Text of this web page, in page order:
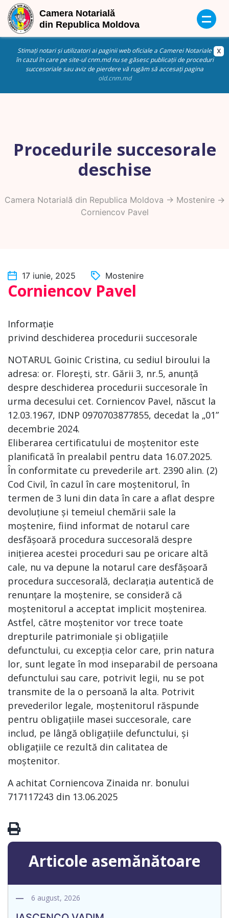
Stimați notari și utilizatori ai paginii web oficiale a Camerei Notariale
în cazul în care pe site-ul cnm.md nu se găsesc publicații de proceduri
succesoriale sau aviz de pierdere vă rugăm să accesați pagina
old.cnm.md
Procedurile succesorale
deschise
Camera Notarială din Republica Moldova -> Mostenire->
Corniencov Pavel
17 iunie, 2025 Mostenire
Corniencov Pavel
Informație
privind deschiderea procedurii succesorale
NOTARUL Goinic Cristina, cu sediul biroului la
adresa: or. Florești, str. Gării 3, nr.5, anunță
despre deschiderea procedurii succesorale în
urma decesului cet. Corniencov Pavel, născut la
12.03.1967, IDNP 0970703877855, decedat la „01”
decembrie 2024.
Eliberarea certificatului de moștenitor este
planificată în prealabil pentru data 16.07.2025.
În conformitate cu prevederile art. 2390 alin. (2)
Cod Civil, în cazul în care moștenitorul, în
termen de 3 luni din data în care a aflat despre
devoluțiune și temeiul chemării sale la
moștenire, fiind informat de notarul care
desfășoară procedura succesorală despre
inițierea acestei proceduri sau pe oricare altă
cale, nu va depune la notarul care desfășoară
procedura succesorală, declarația autentică de
renunțare la moștenire, se consideră că
moștenitorul a acceptat implicit moștenirea.
Astfel, către moștenitor vor trece toate
drepturile patrimoniale și obligațiile
defunctului, cu excepția celor care, prin natura
lor, sunt legate în mod inseparabil de persoana
defunctului sau care, potrivit legii, nu se pot
transmite de la o persoană la alta. Potrivit
prevederilor legale, moștenitorul răspunde
pentru obligațiile masei succesorale, care
includ, pe lângă obligațiile defunctului, și
obligațiile ce rezultă din calitatea de
moștenitor.
A achitat Corniencova Zinaida nr. bonului
717117243 din 13.06.2025
Articole asemănătoare
6 august, 2026